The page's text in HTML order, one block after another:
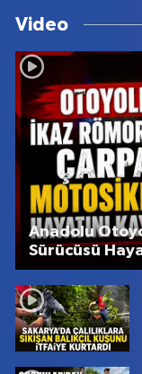
Video
Anadolu
Sürücüsü